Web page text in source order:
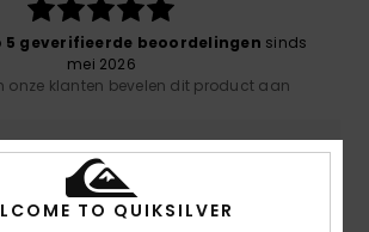
5 geverifieerde beoordelingen sinds
mei 2026
onze klanten bevelen dit product aan
Comfort
5.0
TO QUIKSILVER